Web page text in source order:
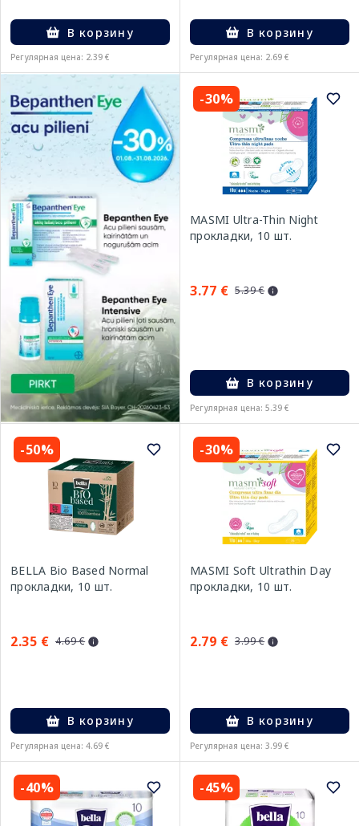
В корзину
Регулярная цена: 2.39 €
В корзину
Регулярная цена: 2.69 €
-30%
MASMI Ultra-Thin Night
прокладки, 10 шт.
3.77 € 5.39 €
В корзину
Регулярная цена: 5.39 €
-50%
BELLA Bio Based Normal
прокладки, 10 шт.
2.35 € 4.69 €
В корзину
Регулярная цена: 4.69 €
-30%
MASMI Soft Ultrathin Day
прокладки, 10 шт.
2.79 € 3.99 €
В корзину
Регулярная цена: 3.99 €
-40% -45%